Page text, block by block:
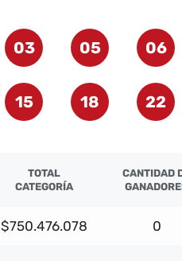
03 05 06
15 18 22
TOTAL
CATEGORÍA
CANTIDAD
$750.476.078 0